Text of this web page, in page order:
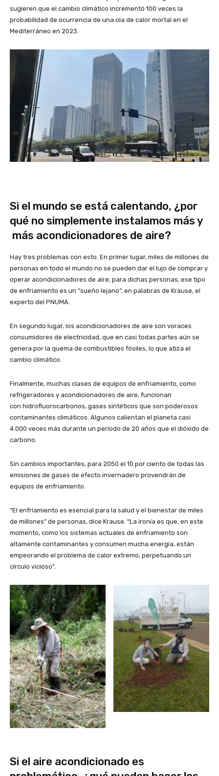
sugieren que el cambio climático incrementó 100 veces la
probabilidad de ocurrencia de una ola de calor mortal en el
Mediterráneo en 2023.
Si el mundo se está calentando, ¿por
qué no simplemente instalamos más y
más acondicionadores de aire?
Hay tres problemas con esto. En primer lugar, miles de millones de
personas en todo el mundo no se pueden dar el lujo de comprar y
operar acondicionadores de aire; para dichas personas, ese tipo
de enfriamiento es un “sueño lejano”, en palabras de Krause, el
experto del PNUMA.
En segundo lugar, los acondicionadores de aire son voraces
consumidores de electricidad, que en casi todas partes aún se
genera por la quema de combustibles fósiles, lo que atiza el
cambio climático.
Finalmente, muchas clases de equipos de enfriamiento, como
refrigeradores y acondicionadores de aire, funcionan
con hidrofluorocarbonos, gases sintéticos que son poderosos
contaminantes climáticos. Algunos calientan el planeta casi
4.000 veces más durante un período de 20 años que el dióxido de
carbono.
Sin cambios importantes, para 2050 el 10 por ciento de todas las
emisiones de gases de efecto invernadero provendrán de
equipos de enfriamiento.
“El enfriamiento es esencial para la salud y el bienestar de miles
de millones” de personas, dice Krause. “La ironía es que, en este
momento, como los sistemas actuales de enfriamiento son
altamente contaminantes y consumen mucha energía, están
empeorando el problema de calor extremo, perpetuando un
círculo vicioso”.
Si el aire acondicionado es